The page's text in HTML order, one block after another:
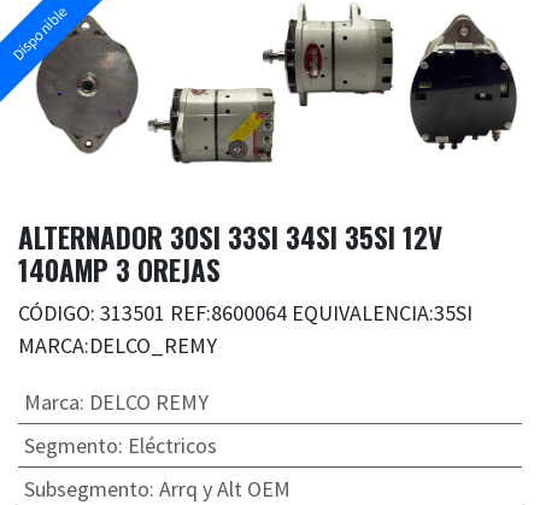
Disponible
ALTERNADOR 30SI 33SI 34SI 35SI 12V
140AMP 3 OREJAS
CÓDIGO: 313501 REF:8600064 EQUIVALENCIA:35SI
MARCA:DELCO_REMY
Marca: DELCO REMY
Segmento: Eléctricos
Subsegmento: Arrq y Alt OEM